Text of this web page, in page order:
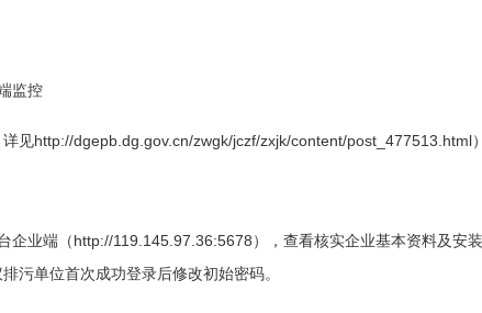
监控
http://dgepb.dg.gov.cn/zwgk/jczf/zxjk/content/post_477513.html
业端（http://119.145.97.36:5678），查看核实企业基本资料及安
污单位首次成功登录后修改初始密码。